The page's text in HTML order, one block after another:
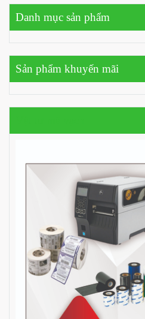
Danh mục sản phẩm
Sản phẩm khuyến mãi